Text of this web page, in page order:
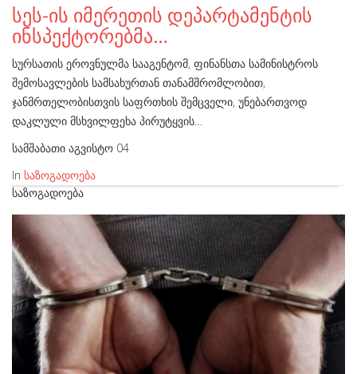
სეს-ის იმერეთის დეპარტამენტის
ინსპექტორებმა…
სურსათის ეროვნულმა სააგენტომ, ფინანსთა სამინისტროს
შემოსავლების სამსახურთან თანამშრომლობით,
ჯანმრთელობისთვის საფრთხის შემცველი, უნებართვოდ
დაკლული მსხვილფეხა პირუტყვის…
სამშაბათი აგვისტო 04
In საზოგადოება
ᲡᲐᲖᲝᲒᲐᲓᲝᲔᲑᲐ